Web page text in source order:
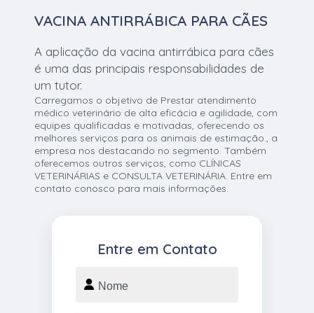
VACINA ANTIRRÁBICA PARA CÃES
A aplicação da vacina antirrábica para cães
é uma das principais responsabilidades de
um tutor.
Carregamos o objetivo de Prestar atendimento
médico veterinário de alta eficácia e agilidade, com
equipes qualificadas e motivadas, oferecendo os
melhores serviços para os animais de estimação., a
empresa nos destacando no segmento. Também
oferecemos outros serviços, como CLÍNICAS
VETERINÁRIAS e CONSULTA VETERINÁRIA. Entre em
contato conosco para mais informações.
Entre em Contato